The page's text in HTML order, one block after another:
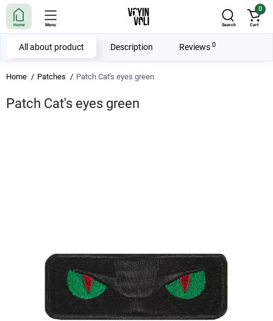
Home Menu Search
0
Cart
Home Patches Patch Cat's eyes green
Patch Cat's eyes green
All about product Description Reviews 0